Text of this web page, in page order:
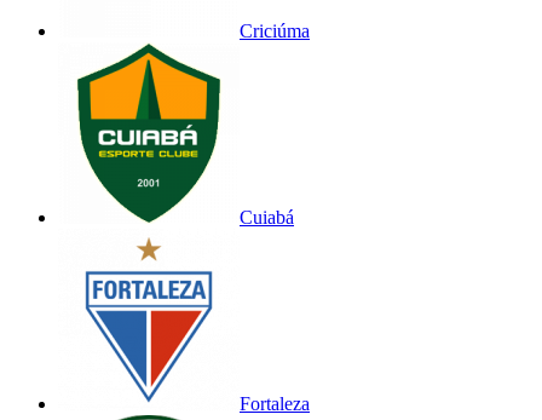
Criciúma
Cuiabá
Fortaleza